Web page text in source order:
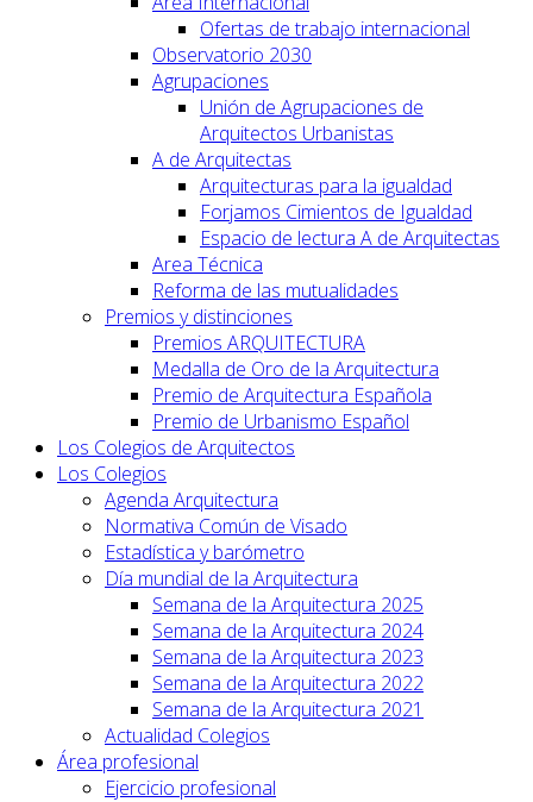
Ofertas de trabajo internacional
Observatorio 2030
Agrupaciones
Unión de Agrupaciones de
Arquitectos Urbanistas
A de Arquitectas
Arquitecturas para la igualdad
Forjamos Cimientos de Igualdad
Espacio de lectura A de Arquitectas
Area Técnica
Reforma de las mutualidades
Premios y distinciones
Premios ARQUITECTURA
Medalla de Oro de la Arquitectura
Premio de Arquitectura Española
Premio de Urbanismo Español
Los Colegios de Arquitectos
Los Colegios
Agenda Arquitectura
Normativa Común de Visado
Estadística y barómetro
Día mundial de la Arquitectura
Semana de la Arquitectura 2025
Semana de la Arquitectura 2024
Semana de la Arquitectura 2023
Semana de la Arquitectura 2022
Semana de la Arquitectura 2021
Actualidad Colegios
Área profesional
Ejercicio profesional